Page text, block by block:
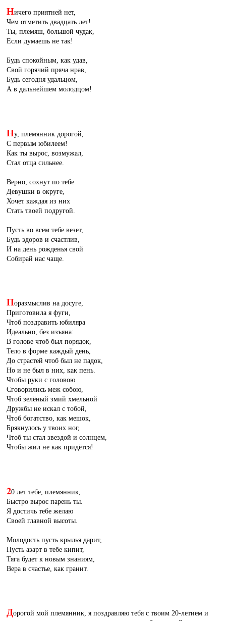
Ничего приятней нет,
Чем отметить двадцать лет!
Ты, племяш, большой чудак,
Если думаешь не так!
Будь спокойным, как удав,
Свой горячий пряча нрав,
Будь сегодня удальцом,
А в дальнейшем молодцом!
Ну, племянник дорогой,
С первым юбилеем!
Как ты вырос, возмужал,
Стал отца сильнее.
Верно, сохнут по тебе
Девушки в округе,
Хочет каждая из них
Стать твоей подругой.
Пусть во всем тебе везет,
Будь здоров и счастлив,
И на день рожденья свой
Собирай нас чаще.
Поразмыслив на досуге,
Приготовила я фуги,
Чтоб поздравить юбиляра
Идеально, без изъяна:
В голове чтоб был порядок,
Тело в форме каждый день,
До страстей чтоб был не падок,
Но и не был в них, как пень.
Чтобы руки с головою
Сговорились меж собою,
Чтоб зелёный змий хмельной
Дружбы не искал с тобой,
Чтоб богатство, как мешок,
Брякнулось у твоих ног,
Чтоб ты стал звездой и солнцем,
Чтобы жил не как придётся!
20 лет тебе, племянник,
Быстро вырос парень ты.
Я достичь тебе желаю
Своей главной высоты.
Молодость пусть крылья дарит,
Пусть азарт в тебе кипит,
Тяга будет к новым знаниям,
Вера в счастье, как гранит.
Дорогой мой племянник, я поздравляю тебя с твоим 20-летием и